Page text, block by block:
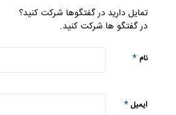
تمایل دارید در گفتگوها شرکت کنید؟
در گفتگو ها شرکت کنید.
نام*
ایمیل*